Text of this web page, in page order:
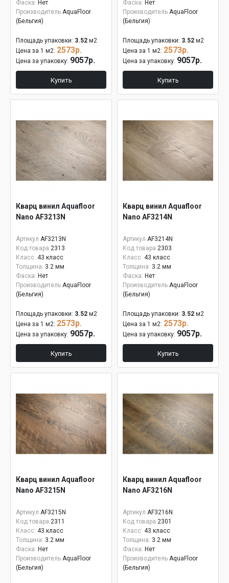
Фаска: Нет
Производитель AquaFloor
(Бельгия)
Площадь упаковки: 3.52 м2
Цена за 1 м2: 2573р.
Цена за упаковку: 9057р.
Купить
Фаска: Нет
Производитель AquaFloor
(Бельгия)
Площадь упаковки: 3.52 м2
Цена за 1 м2: 2573р.
Цена за упаковку: 9057р.
Купить
Кварц винил Aquafloor
Nano AF3213N
Артикул AF3213N
Код товара 2313
Класс: 43 класс
Толщина: 3.2 мм
Фаска: Нет
Производитель AquaFloor
(Бельгия)
Площадь упаковки: 3.52 м2
Цена за 1 м2: 2573р.
Цена за упаковку: 9057р.
Купить
Кварц винил Aquafloor
Nano AF3214N
Артикул AF3214N
Код товара 2303
Класс: 43 класс
Толщина: 3.2 мм
Фаска: Нет
Производитель AquaFloor
(Бельгия)
Площадь упаковки: 3.52 м2
Цена за 1 м2: 2573р.
Цена за упаковку: 9057р.
Купить
Кварц винил Aquafloor
Nano AF3215N
Артикул AF3215N
Код товара 2311
Класс: 43 класс
Толщина: 3.2 мм
Фаска: Нет
Производитель AquaFloor
(Бельгия)
Кварц винил Aquafloor
Nano AF3216N
Артикул AF3216N
Код товара 2301
Класс: 43 класс
Толщина: 3.2 мм
Фаска: Нет
Производитель AquaFloor
(Бельгия)